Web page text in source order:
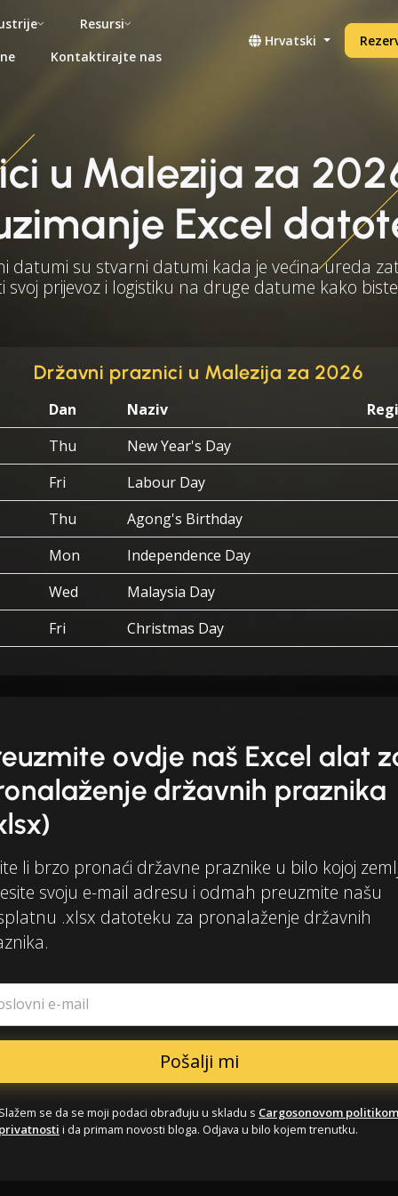
Resursi
Kontaktirajte nas
Hrvatski
u Malezija za
Excel
datumi su stvarni datumi kada je većina ureda
svoj prijevoz i logistiku na druge datume kako
Državni praznici u Malezija za 2026
Dan Naziv
Thu
New Year's Day
Fri
Labour Day
Thu
Agong's Birthday
Mon
Independence Day
Wed
Malaysia Day
Fri
Christmas Day
ovdje naš Excel alat
državnih praznika
li brzo pronaći državne praznike u bilo kojoj
svoju e-mail adresu i odmah preuzmite našu
.xlsx datoteku za pronalaženje državnih
e-mail
se da se moji podaci obrađuju u skladu s Cargosonovom politikom
i da primam novosti bloga. Odjava u bilo kojem trenutku.